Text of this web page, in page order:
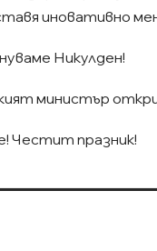
иновативно
Никулден!
министър
Честит празник!